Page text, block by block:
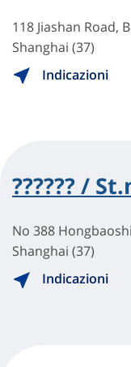
118 Jiashan Road,
Shanghai (37)
Indicazioni
?????? /
No 388
Shanghai (37)
Indicazioni